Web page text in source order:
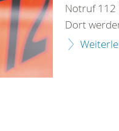
Notruf 112
Dort